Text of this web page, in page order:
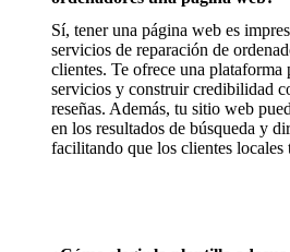
Sí, tener una página web es
servicios de reparación de
clientes. Te ofrece una plataforma
servicios y construir credibilidad
reseñas. Además, tu sitio web
en los resultados de búsqueda y
facilitando que los clientes locales